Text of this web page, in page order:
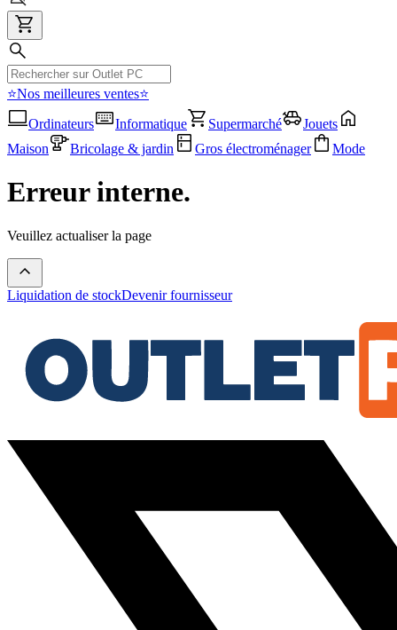
⭐Nos meilleures ventes⭐
Ordinateurs
Informatique Supermarché
Jouets
Maison
Bricolage & jardin Gros électroménager Mode
Erreur interne.
Veuillez actualiser la page
Liquidation de stockDevenir fournisseur